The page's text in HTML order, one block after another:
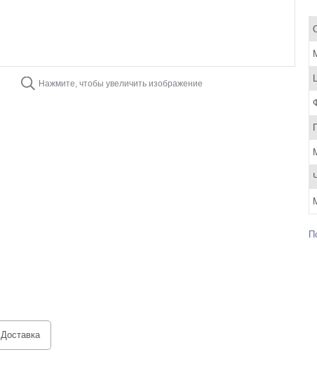
Нажмите, чтобы увеличить изображение
Доставка